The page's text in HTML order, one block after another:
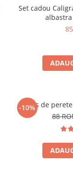
Set cadou
-10%
Ceas de
88